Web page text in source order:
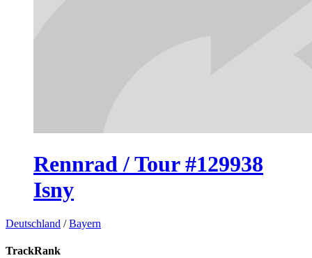
Rennrad / Tour #129938
Isny
Deutschland /Bayern
TrackRank